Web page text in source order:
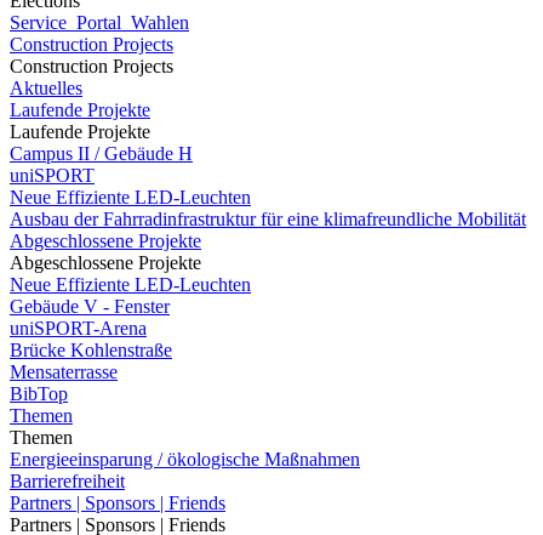
Service_Portal_Wahlen
Construction Projects
Construction Projects
Aktuelles
Laufende Projekte
Laufende Projekte
Campus II / Gebäude H
uniSPORT
Neue Effiziente LED-Leuchten
Ausbau der Fahrradinfrastruktur für eine klimafreundliche Mobilität
Abgeschlossene Projekte
Abgeschlossene Projekte
Neue Effiziente LED-Leuchten
Gebäude V - Fenster
uniSPORT-Arena
Brücke Kohlenstraße
Mensaterrasse
BibTop
Themen
Themen
Energieeinsparung / ökologische Maßnahmen
Barrierefreiheit
Partners | Sponsors | Friends
Partners | Sponsors | Friends